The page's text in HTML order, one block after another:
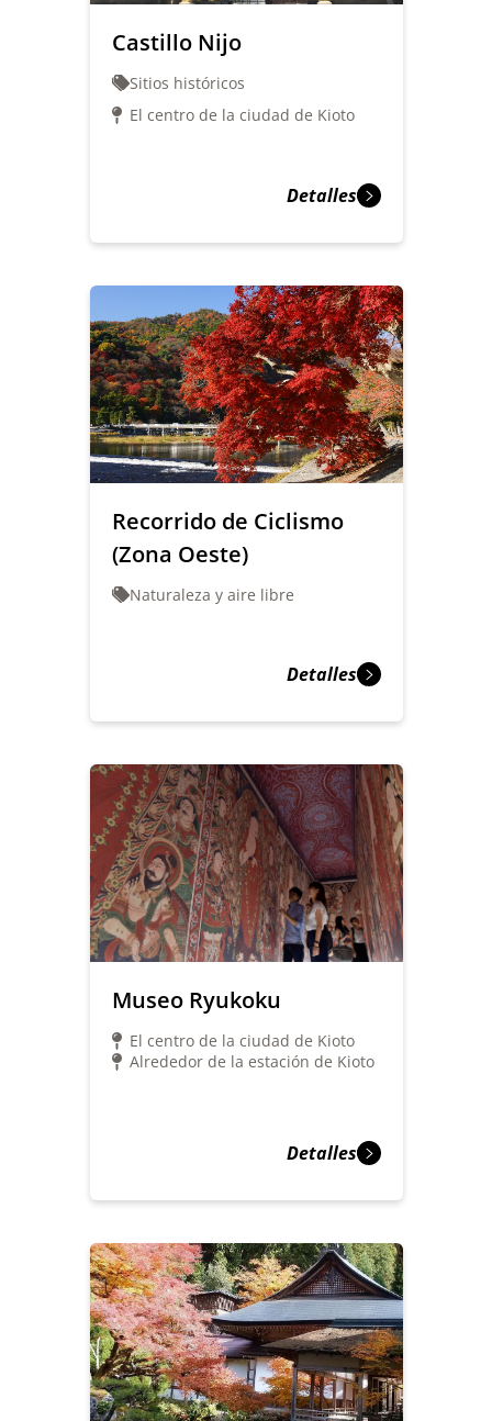
Castillo Nijo
Sitios históricos
El centro de la ciudad de Kioto
Detalles
Recorrido de Ciclismo
(Zona Oeste)
Naturaleza y aire libre
Detalles
Museo Ryukoku
El centro de la ciudad de Kioto
Alrededor de la estación de Kioto
Detalles